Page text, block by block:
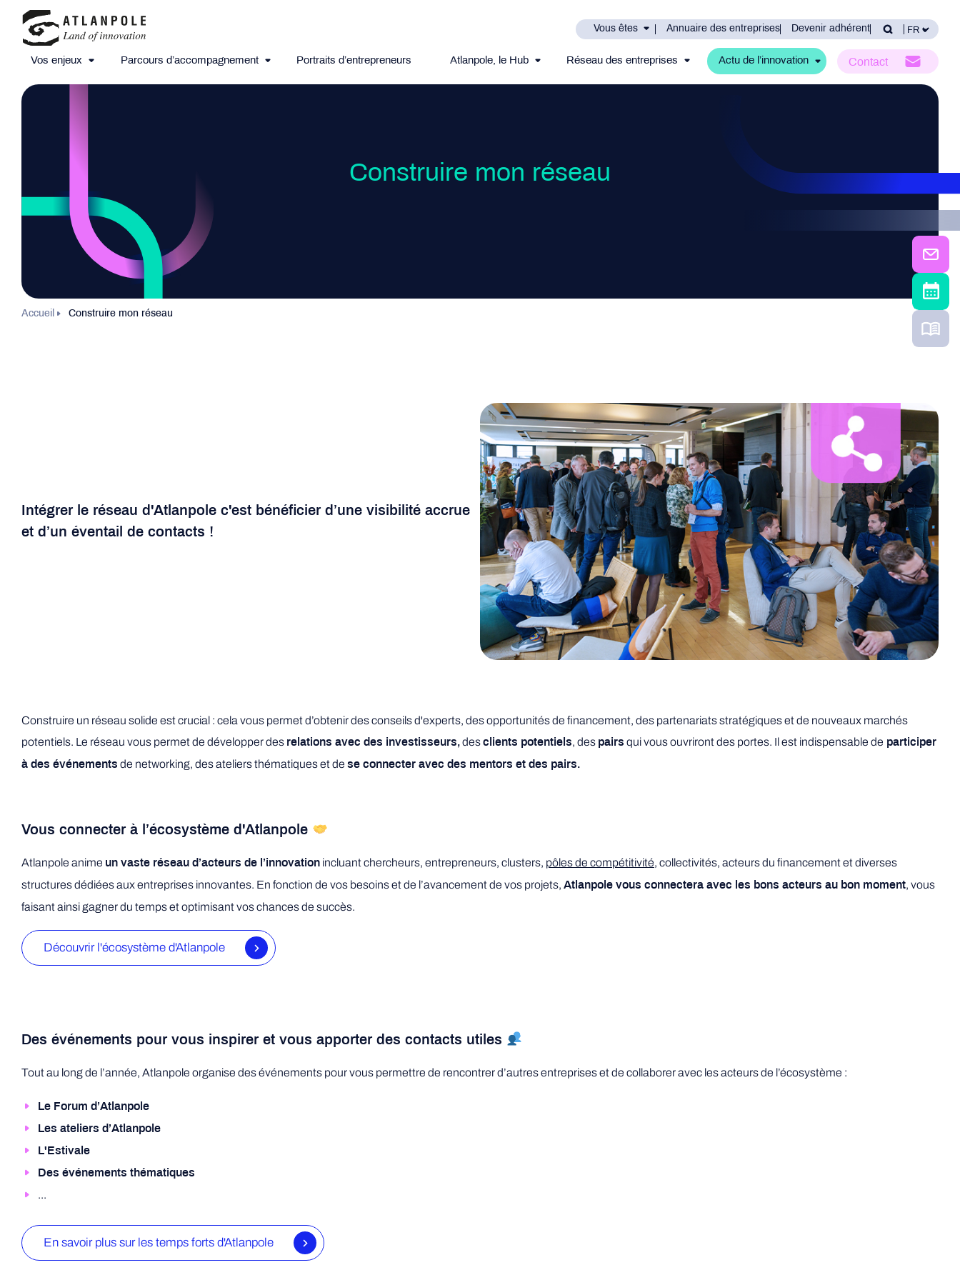
Vous êtes Annuaire des entreprises Devenir adhérent
Vos enjeux Parcours d’accompagnement Portraits d’entrepreneurs Atlanpole, le Hub Réseau des entreprises Actu de l’innovation Contact
Construire mon réseau
Accueil Construire mon réseau
Intégrer le réseau d'Atlanpole c'est bénéficier d’une visibilité accrue
et d’un éventail de contacts !
Construire un réseau solide est crucial : cela vous permet d’obtenir des conseils d'experts, des opportunités de financement, des partenariats stratégiques et de nouveaux marchés
potentiels. Le réseau vous permet de développer des relations avec des investisseurs, des clients potentiels, des pairs qui vous ouvriront des portes. Il est indispensable de participer
à des événements de networking, des ateliers thématiques et de se connecter avec des mentors et des pairs.
Vous connecter à l’écosystème d'Atlanpole
Atlanpole anime un vaste réseau d’acteurs de l’innovation incluant chercheurs, entrepreneurs, clusters, pôles de compétitivité, collectivités, acteurs du financement et diverses
structures dédiées aux entreprises innovantes. En fonction de vos besoins et de l’avancement de vos projets, Atlanpole vous connectera avec les bons acteurs au bon moment, vous
faisant ainsi gagner du temps et optimisant vos chances de succès.
Découvrir l'écosystème d'Atlanpole
Des événements pour vous inspirer et vous apporter des contacts utiles
Tout au long de l’année, Atlanpole organise des événements pour vous permettre de rencontrer d’autres entreprises et de collaborer avec les acteurs de l’écosystème :
Le Forum d’Atlanpole
Les ateliers d’Atlanpole
L'Estivale
Des événements thématiques
...
En savoir plus sur les temps forts d'Atlanpole